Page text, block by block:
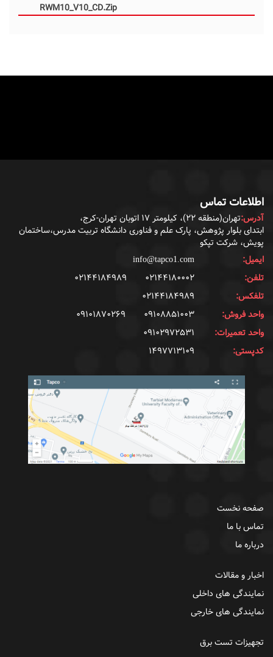
RWM10_V10_CD.zip
اطلاعات تماس
آدرس:تهران(منطقه ۲۲)، کیلومتر ۱۷ اتوبان تهران-کرج،
ابتدای بلوار پژوهش، پارک علم و فناوری دانشگاه تربیت مدرس،ساختمان
پویش، شرکت تپکو
ایمیل:
info@tapco1.com
تلفن: ۰۲۱۴۴۱۸۰۰۰۲
۰۲۱۴۴۱۸۴۹۸۹
تلفکس:
۰۲۱۴۴۱۸۴۹۸۹
واحد فروش:
۰۹۱۰۸۸۵۱۰۰۳
۰۹۱۰۱۸۷۰۲۶۹
واحد تعمیرات:
۰۹۱۰۲۹۷۲۵۳۱
کدپستی:
۱۴۹۷۷۱۳۱۰۹
صفحه نخست
تماس با ما
درباره ما
اخبار و مقالات
نمایندگی های داخلی
نمایندگی های خارجی
تجهیزات تست برق